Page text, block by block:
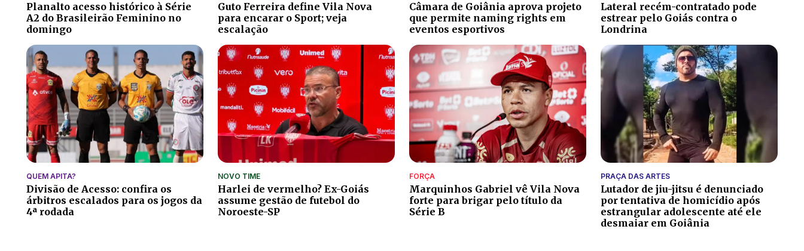
Planalto acesso histórico à Série
A2 do Brasileirão Feminino no
domingo
Guto Ferreira define Vila Nova
para encarar o Sport; veja
escalação
Câmara de Goiânia aprova projeto
que permite naming rights em
eventos esportivos
Lateral recém-contratado pode
estrear pelo Goiás contra o
Londrina
QUEM APITA?
Divisão de Acesso: confira os
árbitros escalados para os jogos da
4ª rodada
NOVO TIME
Harlei de vermelho? Ex-Goiás
assume gestão de futebol do
Noroeste-SP
FORÇA
Marquinhos Gabriel vê Vila Nova
forte para brigar pelo título da
Série B
PRAÇA DAS ARTES
Lutador de jiu-jitsu é denunciado
por tentativa de homicídio após
estrangular adolescente até ele
desmaiar em Goiânia